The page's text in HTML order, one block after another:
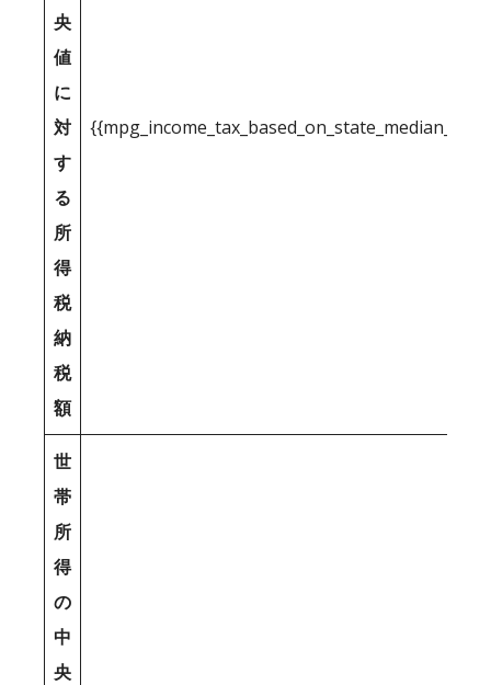
央
値
に
対
す
る
所
得
税
納
税
額
世
帯
所
得
の
中
央